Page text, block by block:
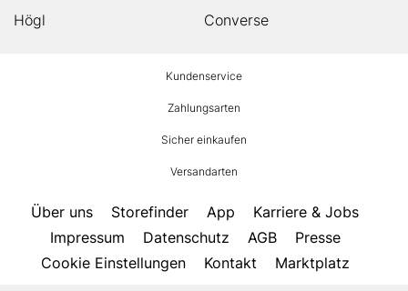
Högl
Converse
Kundenservice
Zahlungsarten
Sicher einkaufen
Versandarten
Über uns Storefinder App
Karriere & Jobs
Impressum
Datenschutz AGB
Presse
Cookie Einstellungen
Kontakt Marktplatz